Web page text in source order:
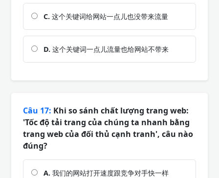
C. 这个关键词给网站一点儿也没带来流量
D. 这个关键词一点儿流量也给网站不带来
Câu 17: Khi so sánh chất lượng trang web:
'Tốc độ tải trang của chúng ta nhanh bằng
trang web của đối thủ cạnh tranh', câu nào
đúng?
A. 我们的网站打开速度跟竞争对手快一样